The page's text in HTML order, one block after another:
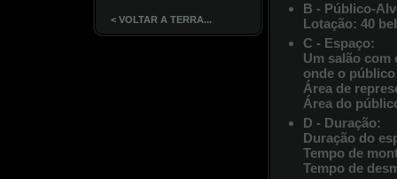
< VOLTAR A TERRA...
B - Público-
Lotação: 40
C - Espaço:
Um salão com
onde o
Área de
Área do
D - Duração:
Duração do
Tempo de
Tempo de